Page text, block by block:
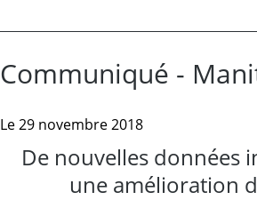
Communiqué -
Le 29 novembre 2018
De nouvelles données
une amélioration